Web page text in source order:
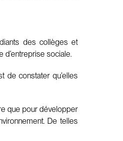
des collèges et
sociale.
de constater qu’elles
que pour développer
De telles